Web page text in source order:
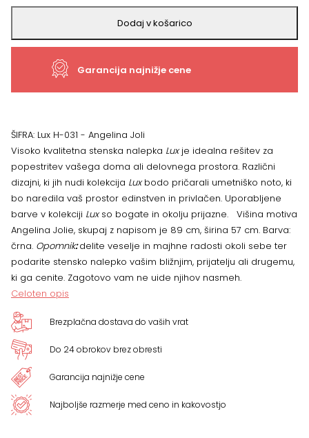
nalepka
Lux
-
Jolie
količina
Dodaj v košarico
Garancija najnižje cene
ŠIFRA: Lux H-031 - Angelina Joli
Visoko kvalitetna stenska nalepka Luxje idealna rešitev za
popestritev vašega doma ali delovnega prostora. Različni
dizajni, ki jih nudi kolekcija Luxbodo pričarali umetniško noto, ki
bo naredila vaš prostor edinstven in privlačen. Uporabljene
barve v kolekciji Luxso bogate in okolju prijazne. Višina motiva
Angelina Jolie, skupaj z napisom je 89 cm, širina 57 cm. Barva:
črna. Opomnik:delite veselje in majhne radosti okoli sebe ter
podarite stensko nalepko vašim bližnjim, prijatelju ali drugemu,
ki ga cenite. Zagotovo vam ne uide njihov nasmeh.
Celoten opis
Brezplačna dostava do vaših vrat
Do 24 obrokov brez obresti
Garancija najnižje cene
Najboljše razmerje med ceno in kakovostjo